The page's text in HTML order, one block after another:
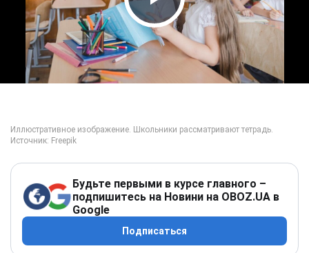
Play Video
Будьте первыми в курсе главного –
подпишитесь на Новини на OBOZ.UA в
Google
Подписаться